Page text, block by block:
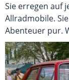
Sie erregen auf
Allradmobile.
Abenteuer pur.